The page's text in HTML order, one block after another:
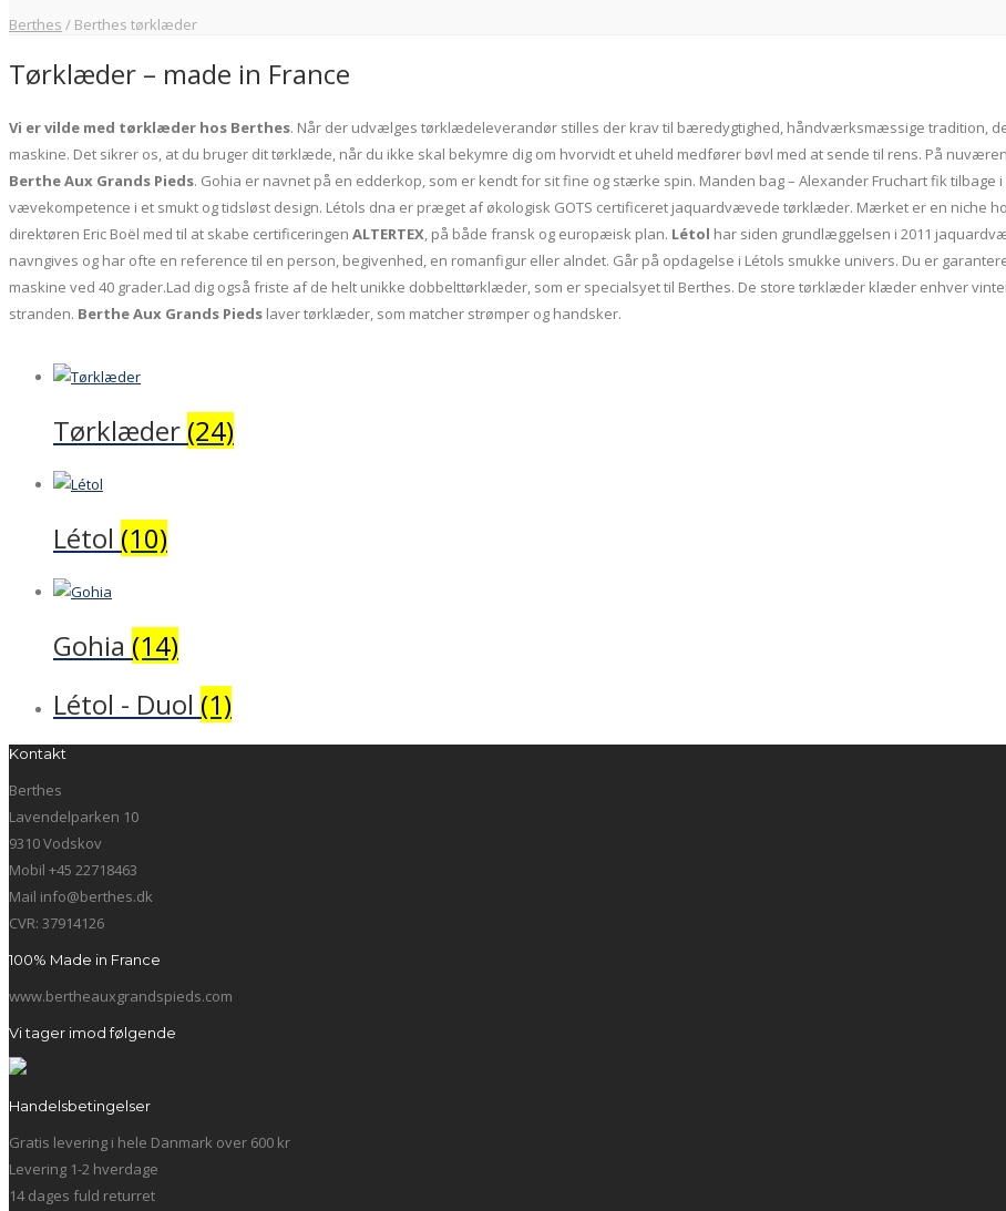
Berthes / Berthes tørklæder
Tørklæder – made in France
Vi er vilde med tørklæder hos Berthes. Når der udvælges tørklædeleverandør stilles der krav til bæredygtighed, håndværksmæssige tradition,
maskine. Det sikrer os, at du bruger dit tørklæde, når du ikke skal bekymre dig om hvorvidt et uheld medfører bøvl med at sende til rens. På
Berthe Aux Grands Pieds. Gohia er navnet på en edderkop, som er kendt for sit fine og stærke spin. Manden bag – Alexander Fruchart fik
vævekompetence i et smukt og tidsløst design. Létols dna er præget af økologisk GOTS certificeret jaquardvævede tørklæder. Mærket er en niche
direktøren Eric Boël med til at skabe certificeringen ALTERTEX, på både fransk og europæisk plan. Létol har siden grundlæggelsen i 2011
navngives og har ofte en reference til en person, begivenhed, en romanfigur eller alndet. Går på opdagelse i Létols smukke univers. Du er
maskine ved 40 grader.Lad dig også friste af de helt unikke dobbelttørklæder, som er specialsyet til Berthes. De store tørklæder klæder enhver
stranden. Berthe Aux Grands Pieds laver tørklæder, som matcher strømper og handsker.
Tørklæder (24)
Létol (10)
Gohia (14)
Létol - Duol (1)
Kontakt
Berthes
Lavendelparken 10
9310 Vodskov
Mobil +45 22718463
Mail info@berthes.dk
CVR: 37914126
100% Made in France
www.bertheauxgrandspieds.com
Vi tager imod følgende
Handelsbetingelser
Gratis levering i hele Danmark over 600 kr
Levering 1-2 hverdage
14 dages fuld returret